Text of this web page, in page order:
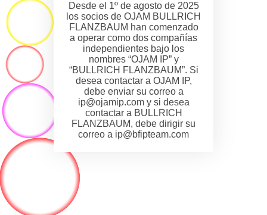
Desde el 1º de agosto de 2025
los socios de OJAM BULLRICH
FLANZBAUM han comenzado
a operar como dos compañías
independientes bajo los
nombres “OJAM IP” y
“BULLRICH FLANZBAUM”. Si
desea contactar a OJAM IP,
debe enviar su correo a
ip@ojamip.com y si desea
contactar a BULLRICH
FLANZBAUM, debe dirigir su
correo a ip@bfipteam.com